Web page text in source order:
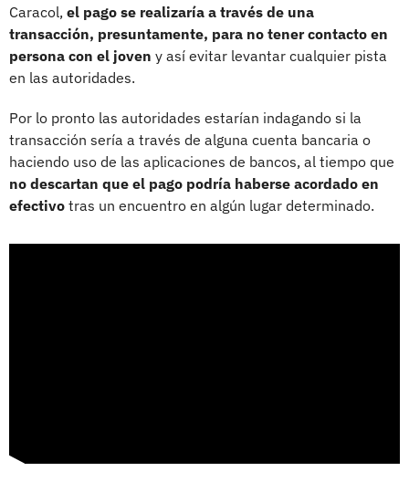
Caracol, el pago se realizaría a través de una
transacción, presuntamente, para no tener contacto en
persona con el joven y así evitar levantar cualquier pista
en las autoridades.
Por lo pronto las autoridades estarían indagando si la
transacción sería a través de alguna cuenta bancaria o
haciendo uso de las aplicaciones de bancos, al tiempo que
no descartan que el pago podría haberse acordado en
efectivo tras un encuentro en algún lugar determinado.